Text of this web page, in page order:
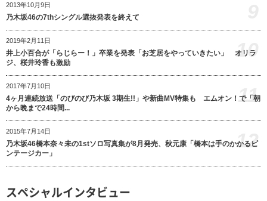
2013年10月9日
乃木坂46の7thシングル選抜発表を終えて
2019年2月11日
井上小百合が「らじらー！」卒業を発表「お芝居をやっていきたい」 オリラ
ジ、桜井玲香も激励
10
2017年7月10日
4ヶ月連続放送「のびのび乃木坂 3期生!!」や新曲MV特集も エムオン！で「朝
から晩まで24時間...
11
2015年7月14日
乃木坂46橋本奈々未の1stソロ写真集が8月発売、秋元康「橋本は手のかかるビ
ンテージカー」
12
スペシャルインタビュー